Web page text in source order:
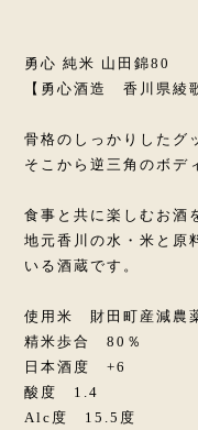
勇心 純米 山田錦80
【勇心酒造 香川県綾
骨格のしっかりしたグ
そこから逆三角のボデ
食事と共に楽しむお酒
地元香川の水・米と原
いる酒蔵です。
使用米 財田町産減農
精米歩合 80％
日本酒度 +6
酸度 1.4
Alc度 15.5度